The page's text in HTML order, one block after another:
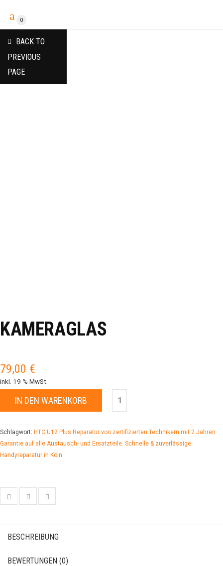
0
BACK TO
PREVIOUS
PAGE
KAMERAGLAS
79,00 €
inkl. 19 % MwSt.
IN DEN WARENKORB
Schlagwort: HTC U12 Plus Reparatur von zertifizierten Technikern mit 2 Jahren
Garantie auf alle Austausch- und Ersatzteile. Schnelle & zuverlässige
Handyreparatur in Köln.
BESCHREIBUNG
BEWERTUNGEN (0)